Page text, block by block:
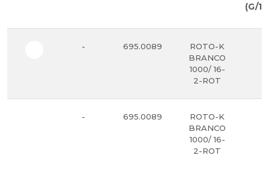
(G/
- 695.0089
ROTO-K
BRANCO
1000/ 16-
2-ROT
- 695.0089
ROTO-K
BRANCO
1000/ 16-
2-ROT